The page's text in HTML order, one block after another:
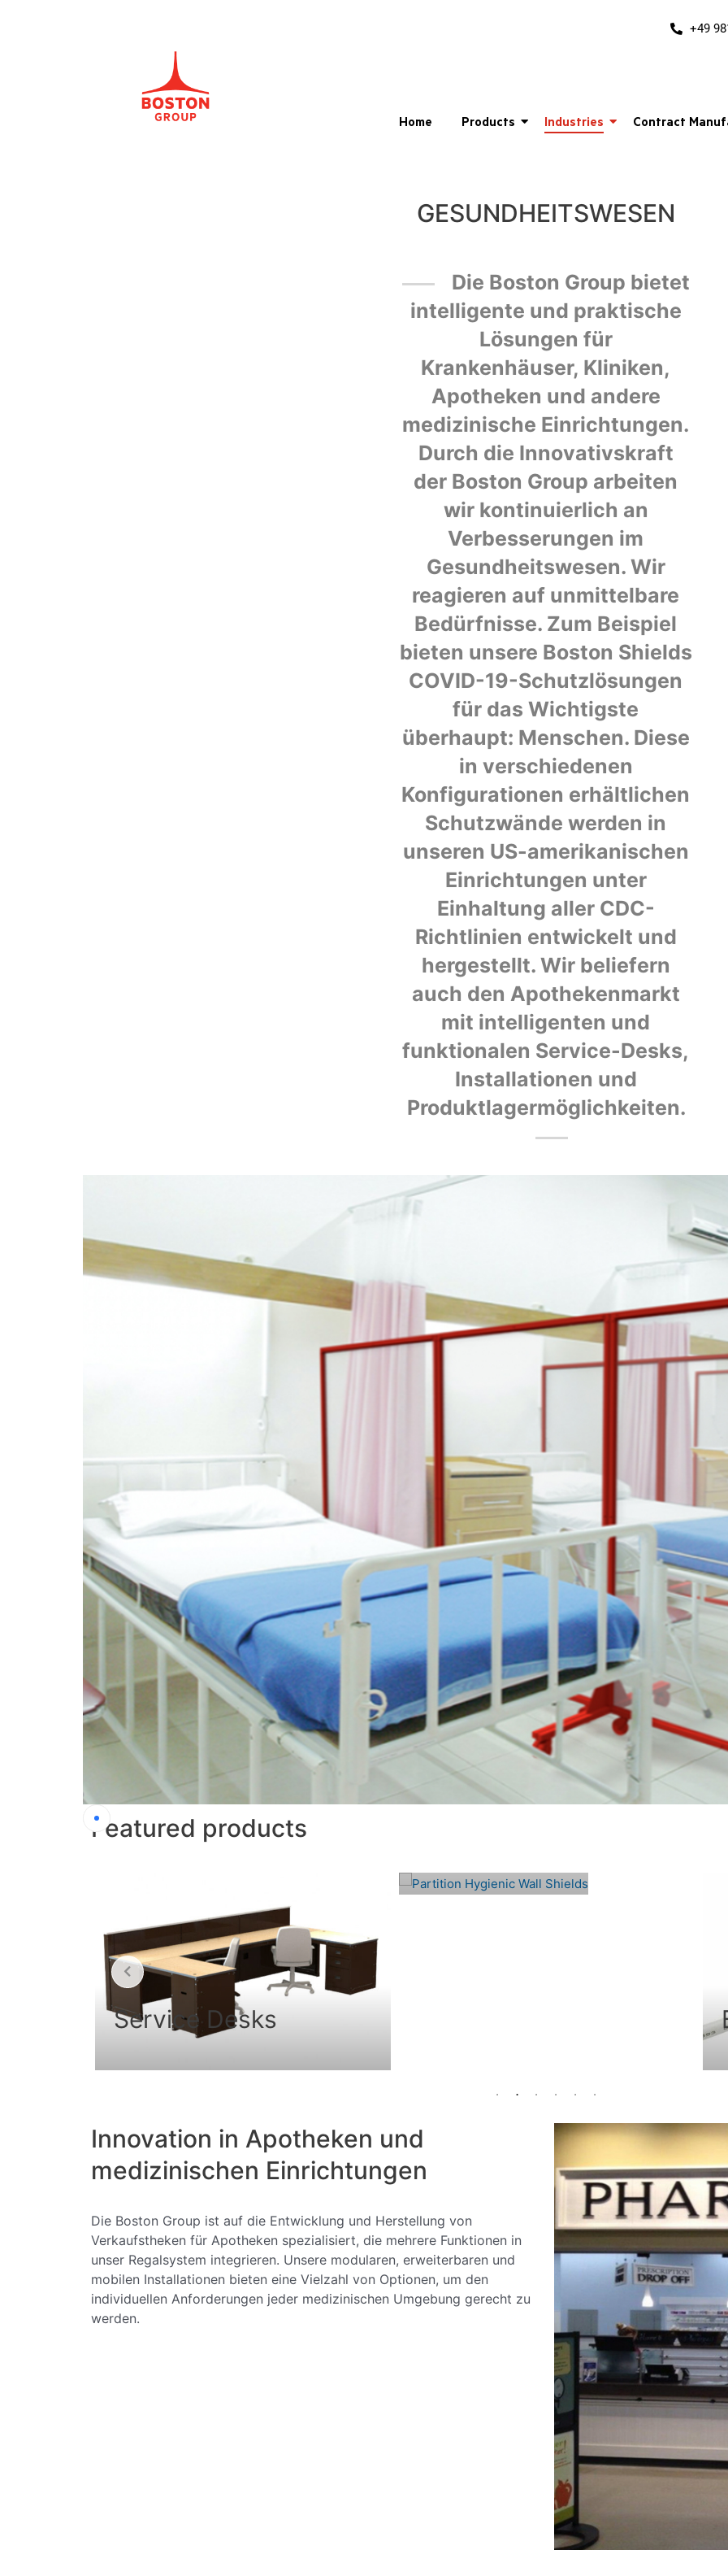
+49
Home Products Industries Contract
GESUNDHEITSWESEN
Die Boston Group bietet
intelligente und praktische
Lösungen für
Krankenhäuser, Kliniken,
Apotheken und andere
medizinische Einrichtungen.
Durch die Innovativskraft
der Boston Group arbeiten
wir kontinuierlich an
Verbesserungen im
Gesundheitswesen. Wir
reagieren auf unmittelbare
Bedürfnisse. Zum Beispiel
bieten unsere Boston Shields
COVID-19-Schutzlösungen
für das Wichtigste
überhaupt: Menschen. Diese
in verschiedenen
Konfigurationen erhältlichen
Schutzwände werden in
unseren US-amerikanischen
Einrichtungen unter
Einhaltung aller CDC-
Richtlinien entwickelt und
hergestellt. Wir beliefern
auch den Apothekenmarkt
mit intelligenten und
funktionalen Service-Desks,
Installationen und
Produktlagermöglichkeiten.
Featured products
Partition
Hygienic Wall
Shields
Innovation in Apotheken und
medizinischen Einrichtungen
Die Boston Group ist auf die Entwicklung und Herstellung von
Verkaufstheken für Apotheken spezialisiert, die mehrere Funktionen in
unser Regalsystem integrieren. Unsere modularen, erweiterbaren und
mobilen Installationen bieten eine Vielzahl von Optionen, um den
individuellen Anforderungen jeder medizinischen Umgebung gerecht zu
werden.